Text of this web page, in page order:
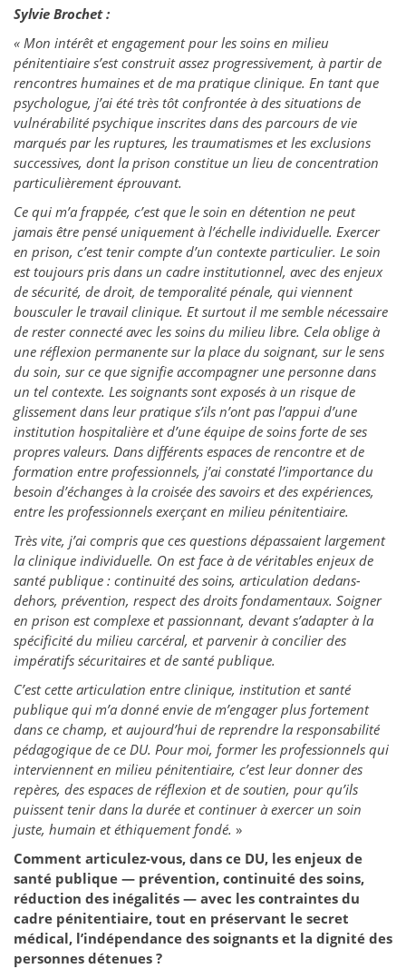
Sylvie Brochet :
« Mon intérêt et engagement pour les soins en milieu
pénitentiaire s’est construit assez progressivement, à partir de
rencontres humaines et de ma pratique clinique. En tant que
psychologue, j’ai été très tôt confrontée à des situations de
vulnérabilité psychique inscrites dans des parcours de vie
marqués par les ruptures, les traumatismes et les exclusions
successives, dont la prison constitue un lieu de concentration
particulièrement éprouvant.
Ce qui m’a frappée, c’est que le soin en détention ne peut
jamais être pensé uniquement à l’échelle individuelle. Exercer
en prison, c’est tenir compte d’un contexte particulier. Le soin
est toujours pris dans un cadre institutionnel, avec des enjeux
de sécurité, de droit, de temporalité pénale, qui viennent
bousculer le travail clinique. Et surtout il me semble nécessaire
de rester connecté avec les soins du milieu libre. Cela oblige à
une réflexion permanente sur la place du soignant, sur le sens
du soin, sur ce que signifie accompagner une personne dans
un tel contexte. Les soignants sont exposés à un risque de
glissement dans leur pratique s’ils n’ont pas l’appui d’une
institution hospitalière et d’une équipe de soins forte de ses
propres valeurs. Dans différents espaces de rencontre et de
formation entre professionnels, j’ai constaté l’importance du
besoin d’échanges à la croisée des savoirs et des expériences,
entre les professionnels exerçant en milieu pénitentiaire.
Très vite, j’ai compris que ces questions dépassaient largement
la clinique individuelle. On est face à de véritables enjeux de
santé publique : continuité des soins, articulation dedans-
dehors, prévention, respect des droits fondamentaux. Soigner
en prison est complexe et passionnant, devant s’adapter à la
spécificité du milieu carcéral, et parvenir à concilier des
impératifs sécuritaires et de santé publique.
C’est cette articulation entre clinique, institution et santé
publique qui m’a donné envie de m’engager plus fortement
dans ce champ, et aujourd’hui de reprendre la responsabilité
pédagogique de ce DU. Pour moi, former les professionnels qui
interviennent en milieu pénitentiaire, c’est leur donner des
repères, des espaces de réflexion et de soutien, pour qu’ils
puissent tenir dans la durée et continuer à exercer un soin
juste, humain et éthiquement fondé. »
Comment articulez-vous, dans ce DU, les enjeux de
santé publique — prévention, continuité des soins,
réduction des inégalités — avec les contraintes du
cadre pénitentiaire, tout en préservant le secret
médical, l’indépendance des soignants et la dignité des
personnes détenues ?